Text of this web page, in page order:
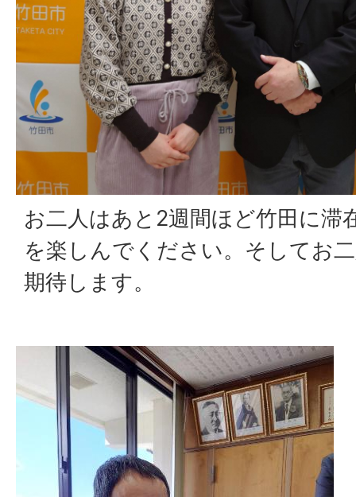
お二人はあと2週間ほど竹田に滞
を楽しんでください。そしてお
期待します。